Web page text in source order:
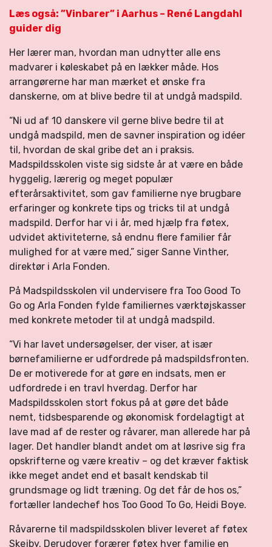
Læs også: ”Vinbarer” i Aarhus – René Langdahl
guider dig
Her lærer man, hvordan man udnytter alle ens
madvarer i køleskabet på en lækker måde. Hos
arrangørerne har man mærket et ønske fra
danskerne, om at blive bedre til at undgå madspild.
“Ni ud af 10 danskere vil gerne blive bedre til at
undgå madspild, men de savner inspiration og idéer
til, hvordan de skal gribe det an i praksis.
Madspildsskolen viste sig sidste år at være en både
hyggelig, lærerig og meget populær
efterårsaktivitet, som gav familierne nye brugbare
erfaringer og konkrete tips og tricks til at undgå
madspild. Derfor har vi i år, med hjælp fra føtex,
udvidet aktiviteterne, så endnu flere familier får
mulighed for at være med,” siger Sanne Vinther,
direktør i Arla Fonden.
På Madspildsskolen vil undervisere fra Too Good To
Go og Arla Fonden fylde familiernes værktøjskasser
med konkrete metoder til at undgå madspild.
“Vi har lavet undersøgelser, der viser, at især
børnefamilierne er udfordrede på madspildsfronten.
De er motiverede for at gøre en indsats, men er
udfordrede i en travl hverdag. Derfor har
Madspildsskolen stort fokus på at gøre det både
nemt, tidsbesparende og økonomisk fordelagtigt at
lave mad af de rester og råvarer, man allerede har på
lager. Det handler blandt andet om at løsrive sig fra
opskrifterne og være kreativ – og det kræver faktisk
ikke meget andet end et basalt kendskab til
grundsmage og lidt træning. Og det får de hos os,”
fortæller landechef hos Too Good To Go, Heidi Boye.
Råvarerne til madspildsskolen bliver leveret af føtex
Skejby. Derudover forærer føtex hver familie en